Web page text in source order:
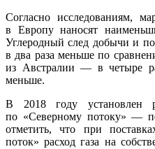
Согласно исследованиям,
в Европу наносят
Углеродный след добычи и
в два раза меньше по
из Австралии — в четыре
меньше.
В 2018 году установлен
по «Северному потоку» —
отметить, что при
поток» расход газа на